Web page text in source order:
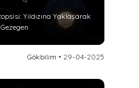
Yıldızına Yaklaşarak
Gökbilim • 29-04-2025